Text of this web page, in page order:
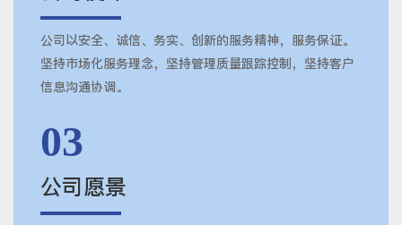
公司以安全、诚信、务实、创新的服务精神，服务保证。
坚持市场化服务理念，坚持管理质量跟踪控制，坚持客户
信息沟通协调。
03
公司愿景